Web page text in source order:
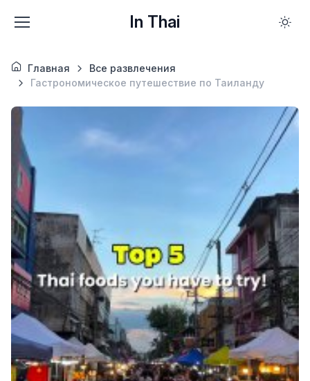
In Thai
Главная
Все развлечения
Гастрономическое путешествие по Таиланду